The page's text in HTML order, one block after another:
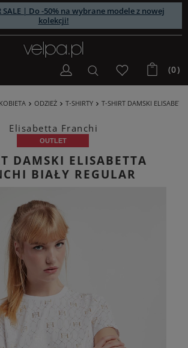
SALE | Do -50% na wybrane modele z nowej
kolekcji!
(0)
KOBIETA ODZIEŻ T-SHIRTY T-SHIRT DAMSKI
Elisabetta Franchi
OUTLET
DAMSKI ELISABETTA
BIAŁY REGULAR